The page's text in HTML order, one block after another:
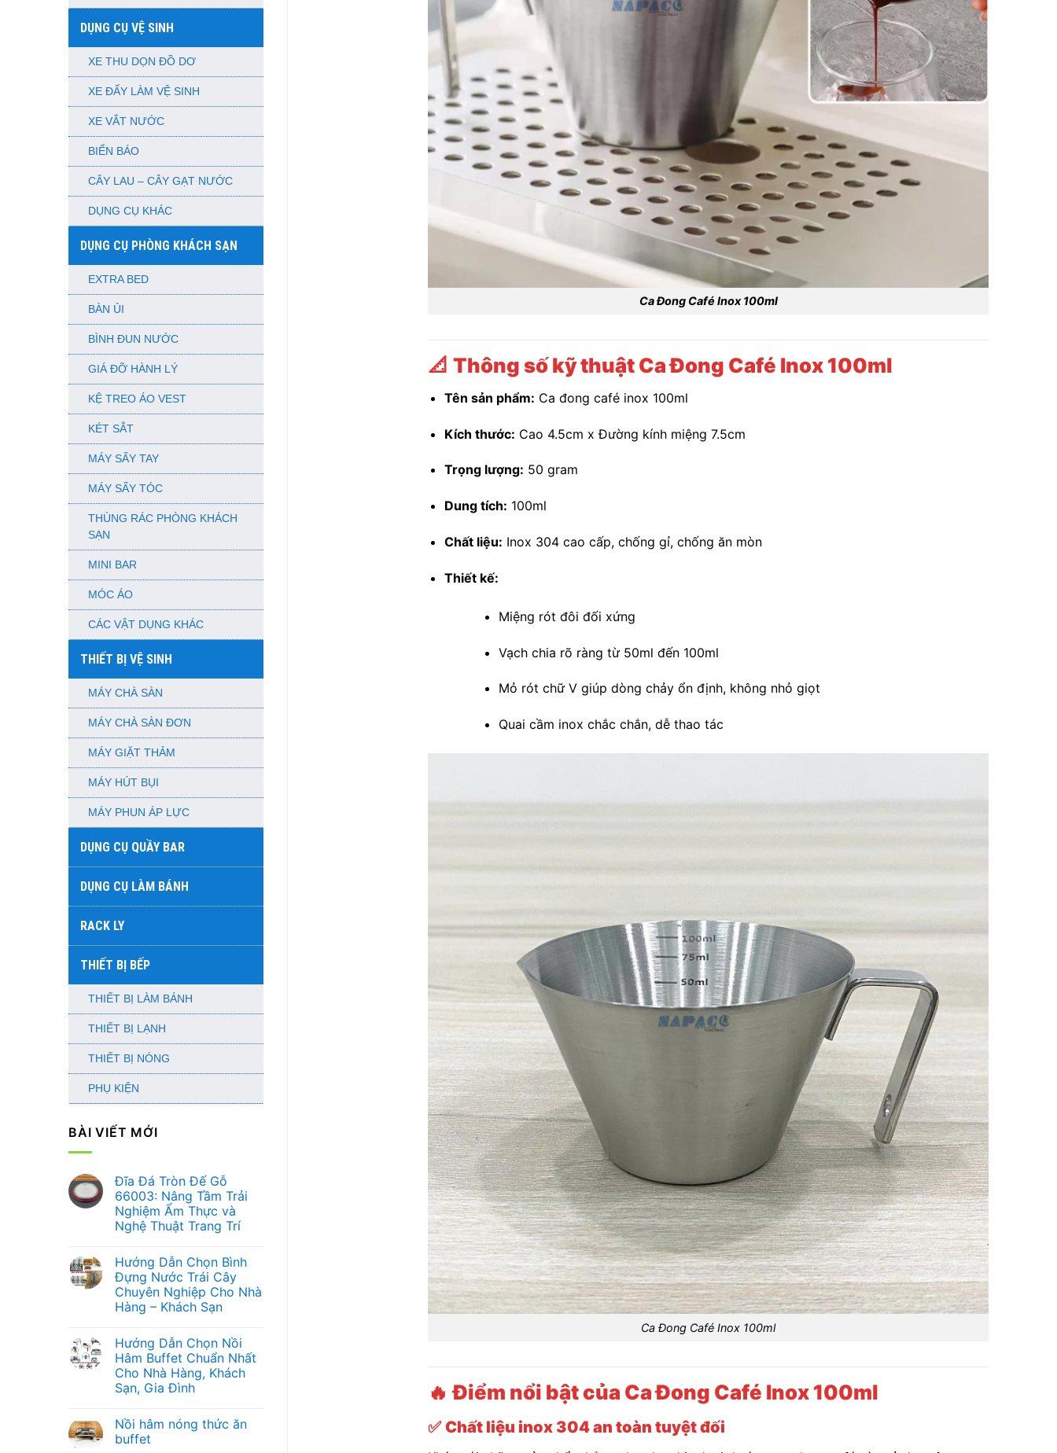
DỤNG CỤ VỆ SINH
XE THU DỌN ĐỒ DƠ
XE ĐẨY LÀM VỆ SINH
XE VẮT NƯỚC
BIỂN BÁO
CÂY LAU – CÂY GẠT NƯỚC
DỤNG CỤ KHÁC
DỤNG CỤ PHÒNG KHÁCH SẠN
EXTRA BED
BÀN ỦI
BÌNH ĐUN NƯỚC
GIÁ ĐỠ HÀNH LÝ
KỆ TREO ÁO VEST
KÉT SẮT
MÁY SẤY TAY
MÁY SẤY TÓC
THÙNG RÁC PHÒNG KHÁCH
SẠN
MINI BAR
MÓC ÁO
CÁC VẬT DỤNG KHÁC
THIẾT BỊ VỆ SINH
MÁY CHÀ SÀN
MÁY CHÀ SÀN ĐƠN
MÁY GIẶT THẢM
MÁY HÚT BỤI
MÁY PHUN ÁP LỰC
DỤNG CỤ QUẦY BAR
DỤNG CỤ LÀM BÁNH
RACK LY
THIẾT BỊ BẾP
THIẾT BỊ LÀM BÁNH
THIẾT BỊ LẠNH
THIẾT BỊ NÓNG
PHỤ KIỆN
BÀI VIẾT MỚI
Đĩa Đá Tròn Đế Gỗ
66003: Nâng Tầm Trải
Nghiệm Ẩm Thực và
Nghệ Thuật Trang Trí
bình
luận
ở
Đĩa
Đá
Tròn
66003:
Nâng
Tầm
Trải
Nghiệm
Ẩm
Nghệ
Thuật
Trang
Hướng Dẫn Chọn Bình
Đựng Nước Trái Cây
Chuyên Nghiệp Cho Nhà
Hàng – Khách Sạn
bình
luận
ở
Hướng
Dẫn
Chọn
Nước
Trái
Cây
Hướng Dẫn Chọn Nồi
Hâm Buffet Chuẩn Nhất
Cho Nhà Hàng, Khách
Sạn, Gia Đình
bình
luận
ở
Nồi hâm nóng thức ăn
buffet
Ca Đong Café Inox 100ml
📐Thông số kỹ thuật Ca Đong Café Inox 100ml
Tên sản phẩm: Ca đong café inox 100ml
Kích thước: Cao 4.5cm x Đường kính miệng 7.5cm
Trọng lượng: 50 gram
Dung tích: 100ml
Chất liệu: Inox 304 cao cấp, chống gỉ, chống ăn mòn
Thiết kế:
Miệng rót đôi đối xứng
Vạch chia rõ ràng từ 50ml đến 100ml
Mỏ rót chữ V giúp dòng chảy ổn định, không nhỏ giọt
Quai cầm inox chắc chắn, dễ thao tác
Ca Đong Café Inox 100ml
🔥Điểm nổi bật của Ca Đong Café Inox 100ml
✅ Chất liệu inox 304 an toàn tuyệt đối